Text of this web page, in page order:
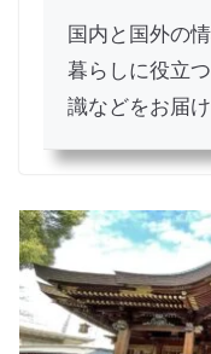
国内と国外の
暮らしに役立
識などをお届け